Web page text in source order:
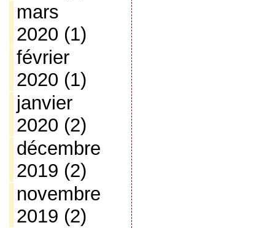
mars
2020 (1)
février
2020 (1)
janvier
2020 (2)
décembre
2019 (2)
novembre
2019 (2)